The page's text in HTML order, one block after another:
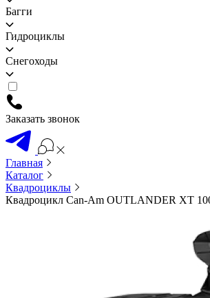
Багги
Гидроциклы
Снегоходы
Заказать звонок
Главная
Каталог
Квадроциклы
Квадроцикл Can-Am OUTLANDER XT